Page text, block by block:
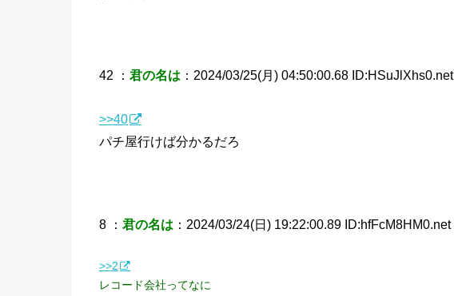
42 ： 君の名は ：2024/03/25(月) 04:50:00.68 ID:HSuJlXhs0.net
>>40
パチ屋行けば分かるだろ
8 ： 君の名は ：2024/03/24(日) 19:22:00.89 ID:hfFcM8HM0.net
>>2
レコード会社ってなに